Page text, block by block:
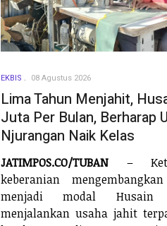
EKBIS 08 Agustus 2026
Lima Tahun Menjahit,
Juta Per Bulan, Berharap
Njurangan Naik Kelas
JATIMPOS.CO/TUBAN –
keberanian
menjadi modal Husain
menjalankan usaha jahit